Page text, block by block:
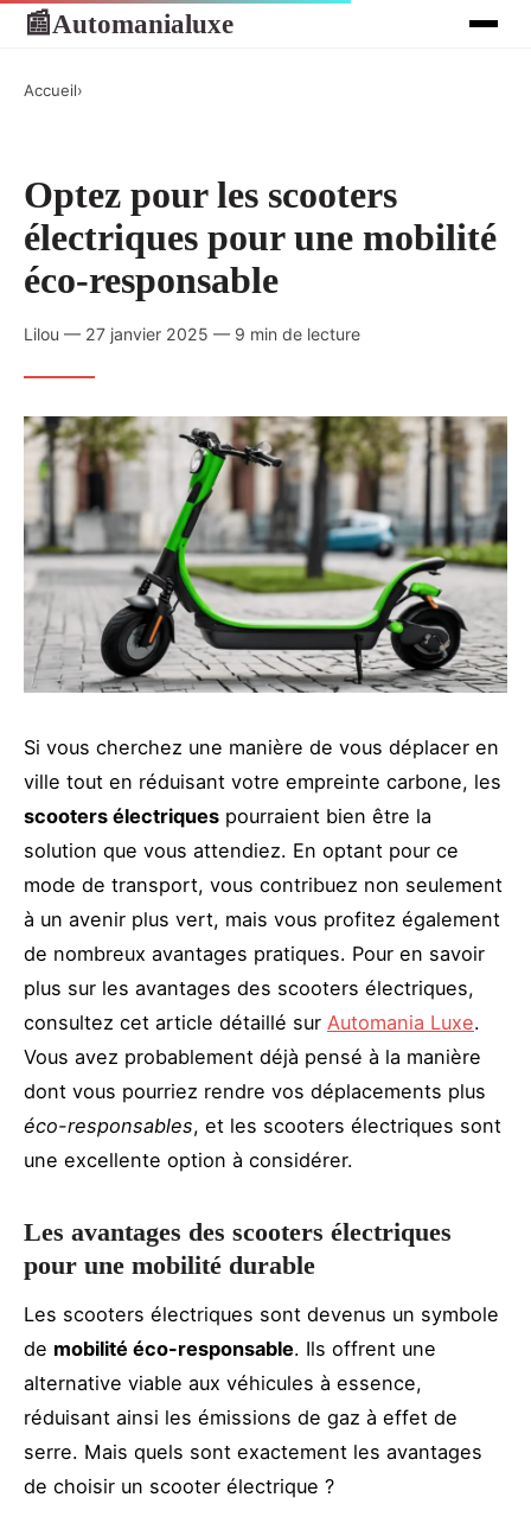
📰Automanialuxe
Accueil›
Optez pour les scooters
électriques pour une mobilité
éco-responsable
Lilou — 27 janvier 2025 — 9 min de lecture
Si vous cherchez une manière de vous déplacer en
ville tout en réduisant votre empreinte carbone, les
scooters électriques pourraient bien être la
solution que vous attendiez. En optant pour ce
mode de transport, vous contribuez non seulement
à un avenir plus vert, mais vous profitez également
de nombreux avantages pratiques. Pour en savoir
plus sur les avantages des scooters électriques,
consultez cet article détaillé sur Automania Luxe.
Vous avez probablement déjà pensé à la manière
dont vous pourriez rendre vos déplacements plus
éco-responsables, et les scooters électriques sont
une excellente option à considérer.
Les avantages des scooters électriques
pour une mobilité durable
Les scooters électriques sont devenus un symbole
de mobilité éco-responsable. Ils offrent une
alternative viable aux véhicules à essence,
réduisant ainsi les émissions de gaz à effet de
serre. Mais quels sont exactement les avantages
de choisir un scooter électrique ?